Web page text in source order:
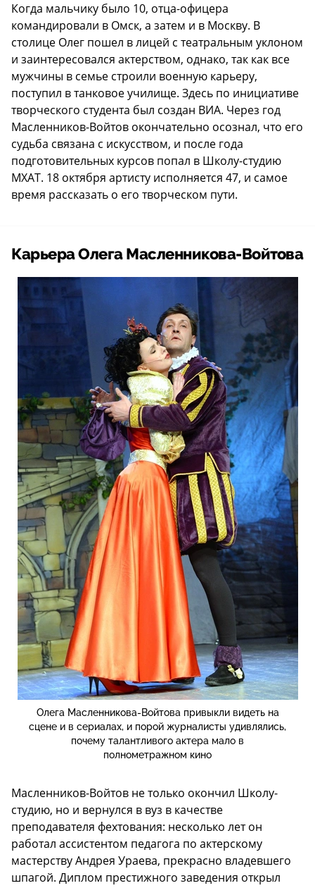
Когда мальчику было 10, отца-офицера
командировали в Омск, а затем и в Москву. В
столице Олег пошел в лицей с театральным уклоном
и заинтересовался актерством, однако, так как все
мужчины в семье строили военную карьеру,
поступил в танковое училище. Здесь по инициативе
творческого студента был создан ВИА. Через год
Масленников-Войтов окончательно осознал, что его
судьба связана с искусством, и после года
подготовительных курсов попал в Школу-студию
МХАТ. 18 октября артисту исполняется 47, и самое
время рассказать о его творческом пути.
Карьера Олега Масленникова-Войтова
Олега Масленникова-Войтова привыкли видеть на
сцене и в сериалах, и порой журналисты удивлялись,
почему талантливого актера мало в
полнометражном кино
Масленников-Войтов не только окончил Школу-
студию, но и вернулся в вуз в качестве
преподавателя фехтования: несколько лет он
работал ассистентом педагога по актерскому
мастерству Андрея Ураева, прекрасно владевшего
шпагой. Диплом престижного заведения открыл